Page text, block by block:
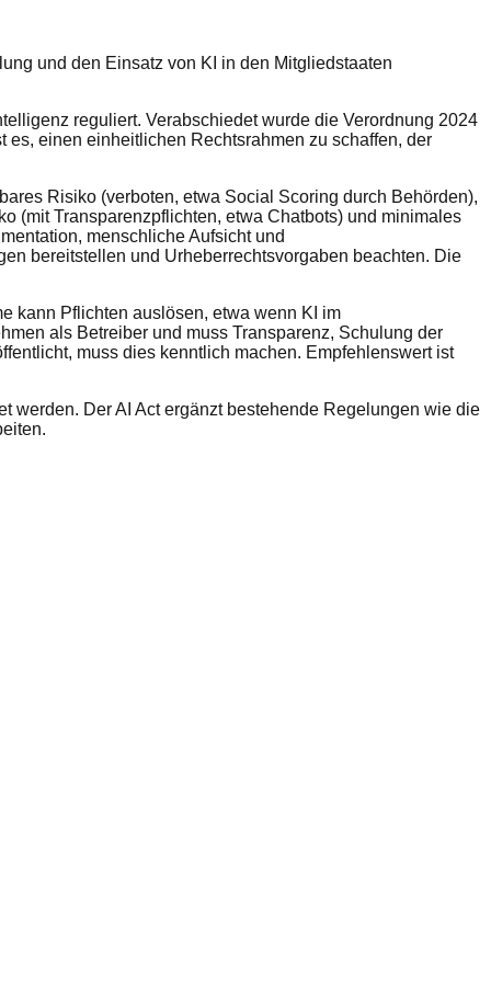
und den Einsatz von KI in den Mitgliedstaaten
reguliert. Verabschiedet wurde die Verordnung 2024
einen einheitlichen Rechtsrahmen zu schaffen, der
Risiko (verboten, etwa Social Scoring durch Behörden),
(mit Transparenzpflichten, etwa Chatbots) und minimales
menschliche Aufsicht und
bereitstellen und Urheberrechtsvorgaben beachten. Die
kann Pflichten auslösen, etwa wenn KI im
als Betreiber und muss Transparenz, Schulung der
muss dies kenntlich machen. Empfehlenswert ist
werden. Der AI Act ergänzt bestehende Regelungen wie die